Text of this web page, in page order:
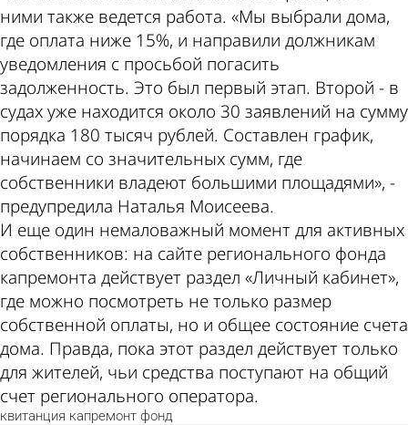
ними также ведется работа. «Мы выбрали дома,
где оплата ниже 15%, и направили должникам
уведомления с просьбой погасить
задолженность. Это был первый этап. Второй - в
судах уже находится около 30 заявлений на сумму
порядка 180 тысяч рублей. Составлен график,
начинаем со значительных сумм, где
собственники владеют большими площадями», -
предупредила Наталья Моисеева.
И еще один немаловажный момент для активных
собственников: на сайте регионального фонда
капремонта действует раздел «Личный кабинет»,
где можно посмотреть не только размер
собственной оплаты, но и общее состояние счета
дома. Правда, пока этот раздел действует только
для жителей, чьи средства поступают на общий
счет регионального оператора.
квитанция капремонт фонд